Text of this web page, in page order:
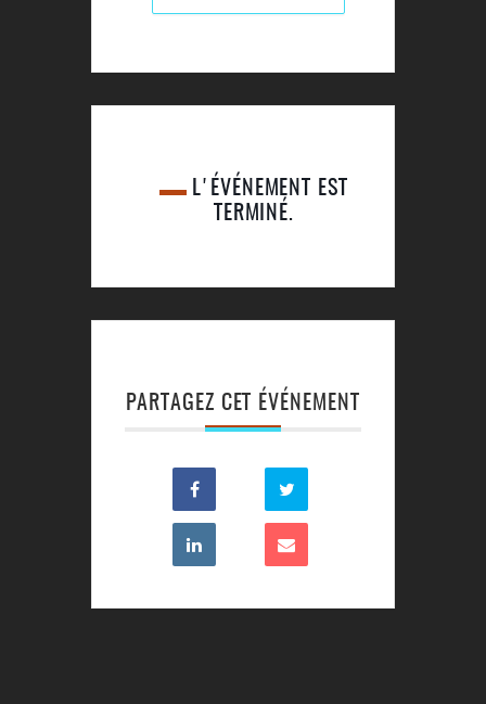
L'ÉVÉNEMENT EST
TERMINÉ.
PARTAGEZ CET ÉVÉNEMENT